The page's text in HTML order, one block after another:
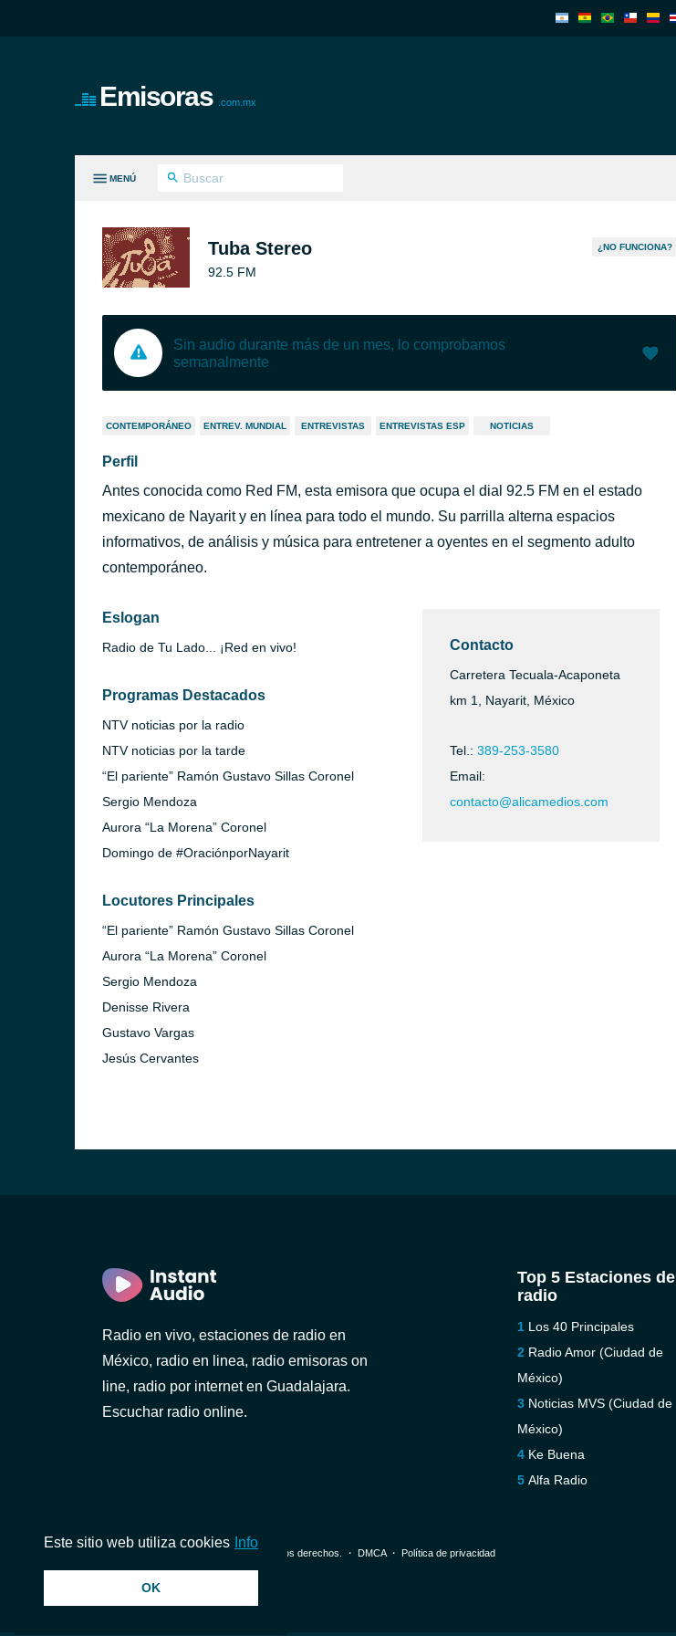
Emisoras .com.mx
MENÚ
Tuba Stereo
92.5 FM
¿NO FUNCIONA?
Sin audio durante más de un mes, lo comprobamos
semanalmente
CONTEMPORÁNEO ENTREV. MUNDIAL ENTREVISTAS ENTREVISTAS ESP NOTICIAS
Perfil
Antes conocida como Red FM, esta emisora que ocupa el dial 92.5 FM en el estado
mexicano de Nayarit y en línea para todo el mundo. Su parrilla alterna espacios
informativos, de análisis y música para entretener a oyentes en el segmento adulto
contemporáneo.
Eslogan
Radio de Tu Lado... ¡Red en vivo!
Programas Destacados
NTV noticias por la radio
NTV noticias por la tarde
“El pariente” Ramón Gustavo Sillas Coronel
Sergio Mendoza
Aurora “La Morena” Coronel
Domingo de #OraciónporNayarit
Locutores Principales
“El pariente” Ramón Gustavo Sillas Coronel
Aurora “La Morena” Coronel
Sergio Mendoza
Denisse Rivera
Gustavo Vargas
Jesús Cervantes
Contacto
Carretera Tecuala-Acaponeta
km 1, Nayarit, México
Tel.: 389-253-3580
Email:
contacto@alicamedios.com
Radio en vivo, estaciones de radio en
México, radio en linea, radio emisoras on
line, radio por internet en Guadalajara.
Escuchar radio online.
Top 5 Estaciones de
radio
Los 40 Principales
Radio Amor (Ciudad de
México)
Noticias MVS (Ciudad de
México)
Ke Buena
Alfa Radio
© 2026 InstantAudio. Reservados todos los derechos. ・ DMCA・ Política de privacidad
Este sitio web utiliza cookies Info
OK